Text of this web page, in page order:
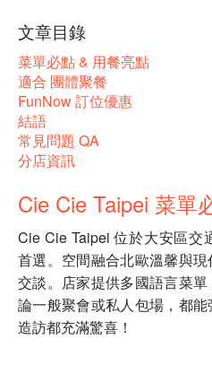
文章目錄
菜單必點 & 用餐亮點
適合 團體聚餐
FunNow 訂位優惠
結語
常見問題 QA
分店資訊
Cie Cie Taipei 菜單
Cie Cie Taipei 位於大安區交
首選。空間融合北歐溫馨與
交談。店家提供多國語言菜
論一般聚會或私人包場，都
造訪都充滿驚喜！